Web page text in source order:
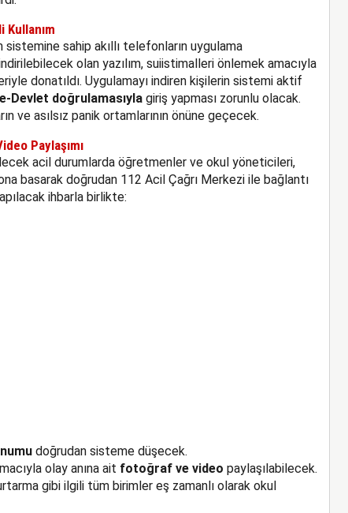
Kullanım
sahip akıllı telefonların uygulama
olan yazılım, suiistimalleri önlemek amacıyla
donatıldı. Uygulamayı indiren kişilerin sistemi aktif
Devlet doğrulamasıylagiriş yapması zorunlu olacak.
ve asılsız panik ortamlarının önüne geçecek.
Paylaşımı
acil durumlarda öğretmenler ve okul yöneticileri,
basarak doğrudan 112 Acil Çağrı Merkezi ile bağlantı
ihbarla birlikte:
doğrudan sisteme düşecek.
olay anına ait fotoğraf ve video paylaşılabilecek.
gibi ilgili tüm birimler eş zamanlı olarak okul